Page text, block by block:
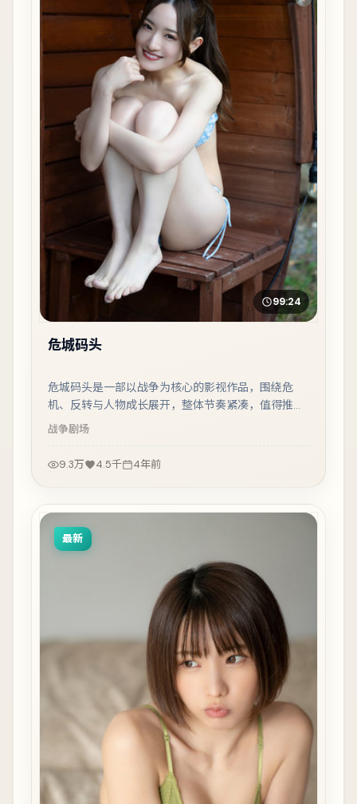
99:24
危城码头
危城码头是一部以战争为核心的影视作品，围绕危
机、反转与人物成长展开，整体节奏紧凑，值得推荐
观看。
战争剧场
9.3万 4.5千 4年前
最新